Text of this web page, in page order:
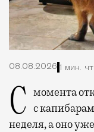
08.08.2026 1 мин.
С момента открытия нового контактного кафе с
неделя, а оно